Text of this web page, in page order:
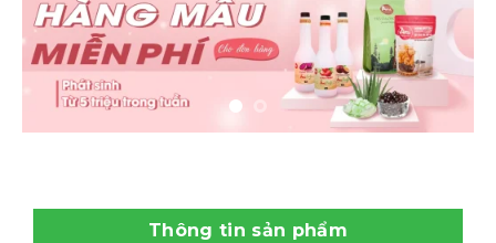
Thông tin sản phẩm